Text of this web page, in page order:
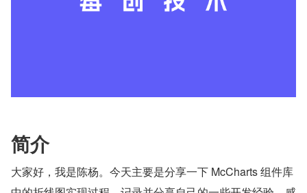
简介
大家好，我是陈杨。今天主要是分享一下 McCharts 组件库